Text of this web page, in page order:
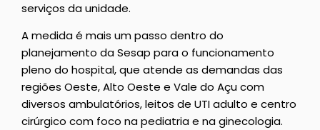
serviços da unidade.
A medida é mais um passo dentro do
planejamento da Sesap para o funcionamento
pleno do hospital, que atende as demandas das
regiões Oeste, Alto Oeste e Vale do Açu com
diversos ambulatórios, leitos de UTI adulto e centro
cirúrgico com foco na pediatria e na ginecologia.